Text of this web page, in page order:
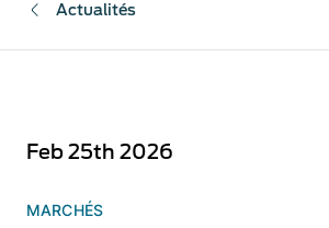
Actualités
Feb 25th 2026
MARCHÉS